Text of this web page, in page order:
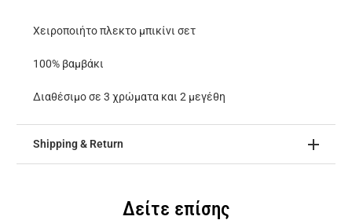
ποσότητα
Χειροποιήτο πλεκτο μπικίνι σετ
100% βαμβάκι
Διαθέσιμο σε 3 χρώματα και 2 μεγέθη
Shipping & Return
Δείτε επίσης